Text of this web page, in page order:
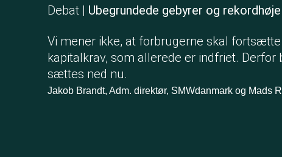
Debat | Ubegrundede gebyrer og
Vi mener ikke, at forbrugerne skal
kapitalkrav, som allerede er indfriet. Derfor
sættes ned nu.
Jakob Brandt, Adm. direktør, SMWdanmark og Mads